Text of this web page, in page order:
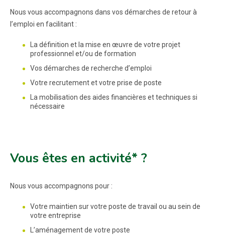
Nous vous accompagnons dans vos démarches de retour à
l’emploi en facilitant :
La définition et la mise en œuvre de votre projet
professionnel et/ou de formation
Vos démarches de recherche d’emploi
Votre recrutement et votre prise de poste
La mobilisation des aides financières et techniques si
nécessaire
Vous êtes en activité* ?
Nous vous accompagnons pour :
Votre maintien sur votre poste de travail ou au sein de
votre entreprise
L’aménagement de votre poste